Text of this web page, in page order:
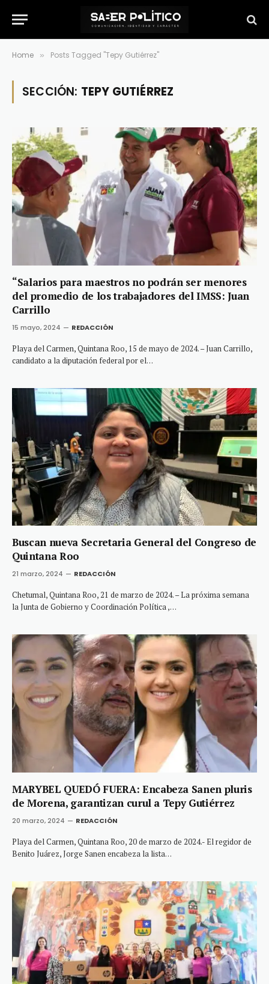
Home » Posts Tagged "Tepy Gutiérrez"
SECCIÓN: TEPY GUTIÉRREZ
“Salarios para maestros no podrán ser menores
del promedio de los trabajadores del IMSS: Juan
Carrillo
15 mayo, 2024 REDACCIÓN
Playa del Carmen, Quintana Roo, 15 de mayo de 2024. – Juan Carrillo,
candidato a la diputación federal por el…
Buscan nueva Secretaria General del Congreso de
Quintana Roo
21 marzo, 2024 REDACCIÓN
Chetumal, Quintana Roo, 21 de marzo de 2024. – La próxima semana
la Junta de Gobierno y Coordinación Política ,…
MARYBEL QUEDÓ FUERA: Encabeza Sanen pluris
de Morena, garantizan curul a Tepy Gutiérrez
20 marzo, 2024 REDACCIÓN
Playa del Carmen, Quintana Roo, 20 de marzo de 2024.- El regidor de
Benito Juárez, Jorge Sanen encabeza la lista…